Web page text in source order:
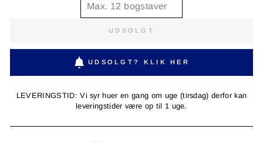
UDSOLGT
UDSOLGT? KLIK HER
LEVERINGSTID: Vi syr huer en gang om uge (tirsdag) derfor kan
leveringstider være op til 1 uge.